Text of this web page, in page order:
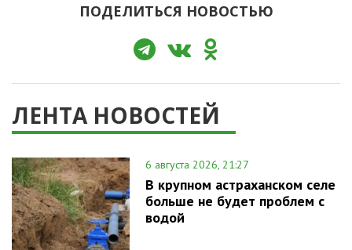
ПОДЕЛИТЬСЯ НОВОСТЬЮ
ЛЕНТА НОВОСТЕЙ
6 августа 2026, 21:27
В крупном астраханском селе
больше не будет проблем с
водой